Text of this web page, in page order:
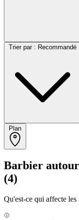
Barbier
(4)
Qu'est-ce qui affecte les